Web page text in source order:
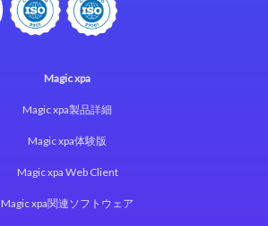
Magic xpa
Magic xpa製品詳細
Magic xpa体験版
Magic xpa Web Client
Magic xpa関連ソフトウェア